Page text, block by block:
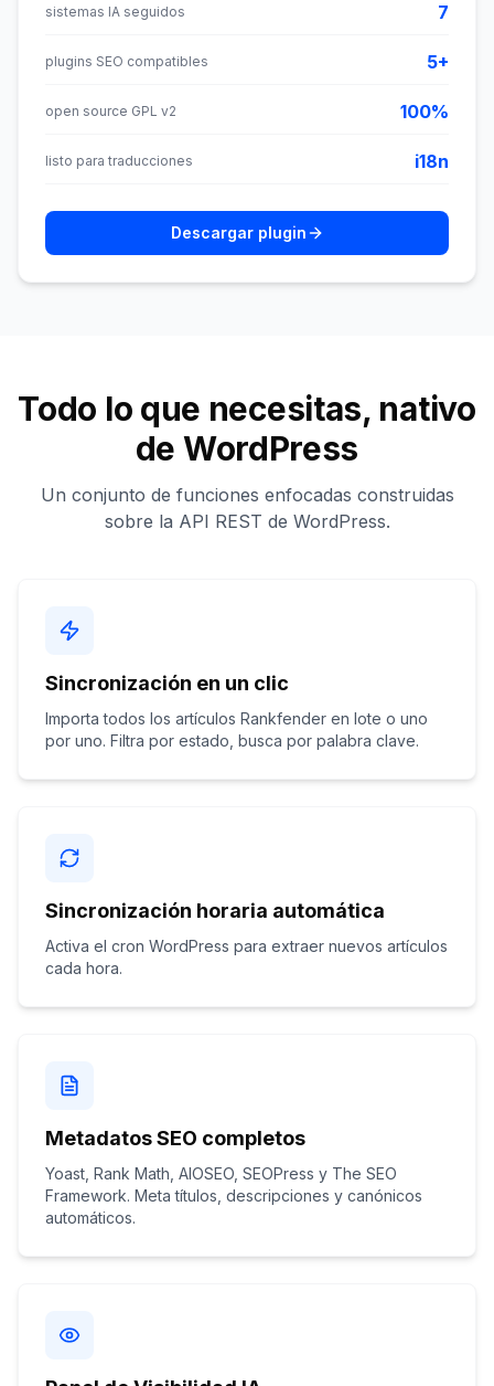
sistemas IA seguidos 7
plugins SEO compatibles 5+
open source GPL v2 100%
listo para traducciones i18n
Descargar plugin
Todo lo que necesitas, nativo
de WordPress
Un conjunto de funciones enfocadas construidas
sobre la API REST de WordPress.
Sincronización en un clic
Importa todos los artículos Rankfender en lote o uno
por uno. Filtra por estado, busca por palabra clave.
Sincronización horaria automática
Activa el cron WordPress para extraer nuevos artículos
cada hora.
Metadatos SEO completos
Yoast, Rank Math, AIOSEO, SEOPress y The SEO
Framework. Meta títulos, descripciones y canónicos
automáticos.